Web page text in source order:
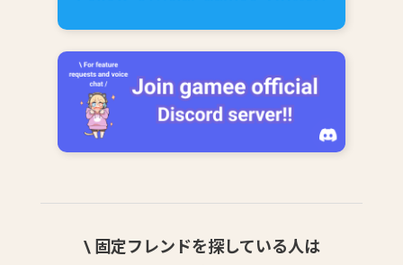
\ 固定フレンドを探している人は